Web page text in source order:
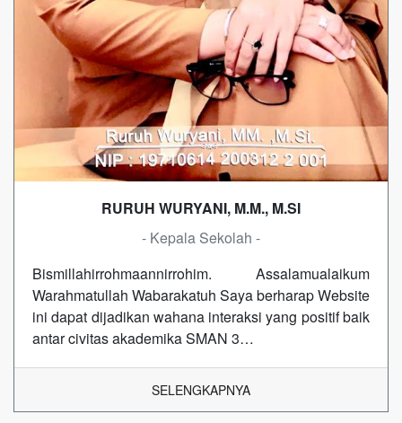
RURUH WURYANI, M.M., M.SI
- Kepala Sekolah -
Bismillahirrohmaannirrohim. Assalamualaikum
Warahmatullah Wabarakatuh Saya berharap Website
ini dapat dijadikan wahana interaksi yang positif baik
antar civitas akademika SMAN 3…
SELENGKAPNYA